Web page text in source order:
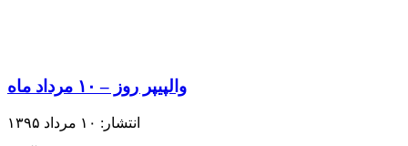
والپیپر روز – ۱۰ مرداد ماه
انتشار: ۱۰ مرداد ۱۳۹۵